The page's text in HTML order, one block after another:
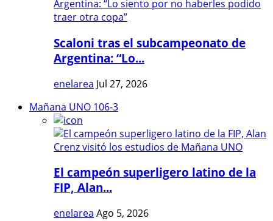
Scaloni tras el subcampeonato de
Argentina: “Lo...
enelarea Jul 27, 2026
Mañana UNO 106-3
El campeón superligero latino de la
FIP, Alan...
enelarea Ago 5, 2026